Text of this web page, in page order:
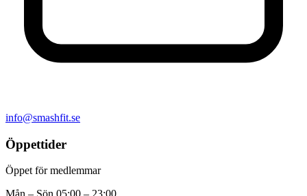
info@smashfit.se
Öppettider
Öppet för medlemmar